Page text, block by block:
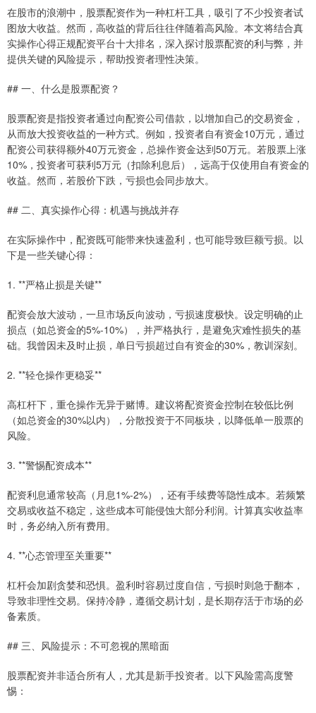
在股市的浪潮中，股票配资作为一种杠杆工具，吸引了不少投资者试
图放大收益。然而，高收益的背后往往伴随着高风险。本文将结合真
实操作心得正规配资平台十大排名，深入探讨股票配资的利与弊，并
提供关键的风险提示，帮助投资者理性决策。
## 一、什么是股票配资？
股票配资是指投资者通过向配资公司借款，以增加自己的交易资金，
从而放大投资收益的一种方式。例如，投资者自有资金10万元，通过
配资公司获得额外40万元资金，总操作资金达到50万元。若股票上涨
10%，投资者可获利5万元（扣除利息后），远高于仅使用自有资金的
收益。然而，若股价下跌，亏损也会同步放大。
## 二、真实操作心得：机遇与挑战并存
在实际操作中，配资既可能带来快速盈利，也可能导致巨额亏损。以
下是一些关键心得：
1. **严格止损是关键**
配资会放大波动，一旦市场反向波动，亏损速度极快。设定明确的止
损点（如总资金的5%-10%），并严格执行，是避免灾难性损失的基
础。我曾因未及时止损，单日亏损超过自有资金的30%，教训深刻。
2. **轻仓操作更稳妥**
高杠杆下，重仓操作无异于赌博。建议将配资资金控制在较低比例
（如总资金的30%以内），分散投资于不同板块，以降低单一股票的
风险。
3. **警惕配资成本**
配资利息通常较高（月息1%-2%），还有手续费等隐性成本。若频繁
交易或收益不稳定，这些成本可能侵蚀大部分利润。计算真实收益率
时，务必纳入所有费用。
4. **心态管理至关重要**
杠杆会加剧贪婪和恐惧。盈利时容易过度自信，亏损时则急于翻本，
导致非理性交易。保持冷静，遵循交易计划，是长期存活于市场的必
备素质。
## 三、风险提示：不可忽视的黑暗面
股票配资并非适合所有人，尤其是新手投资者。以下风险需高度警
惕：